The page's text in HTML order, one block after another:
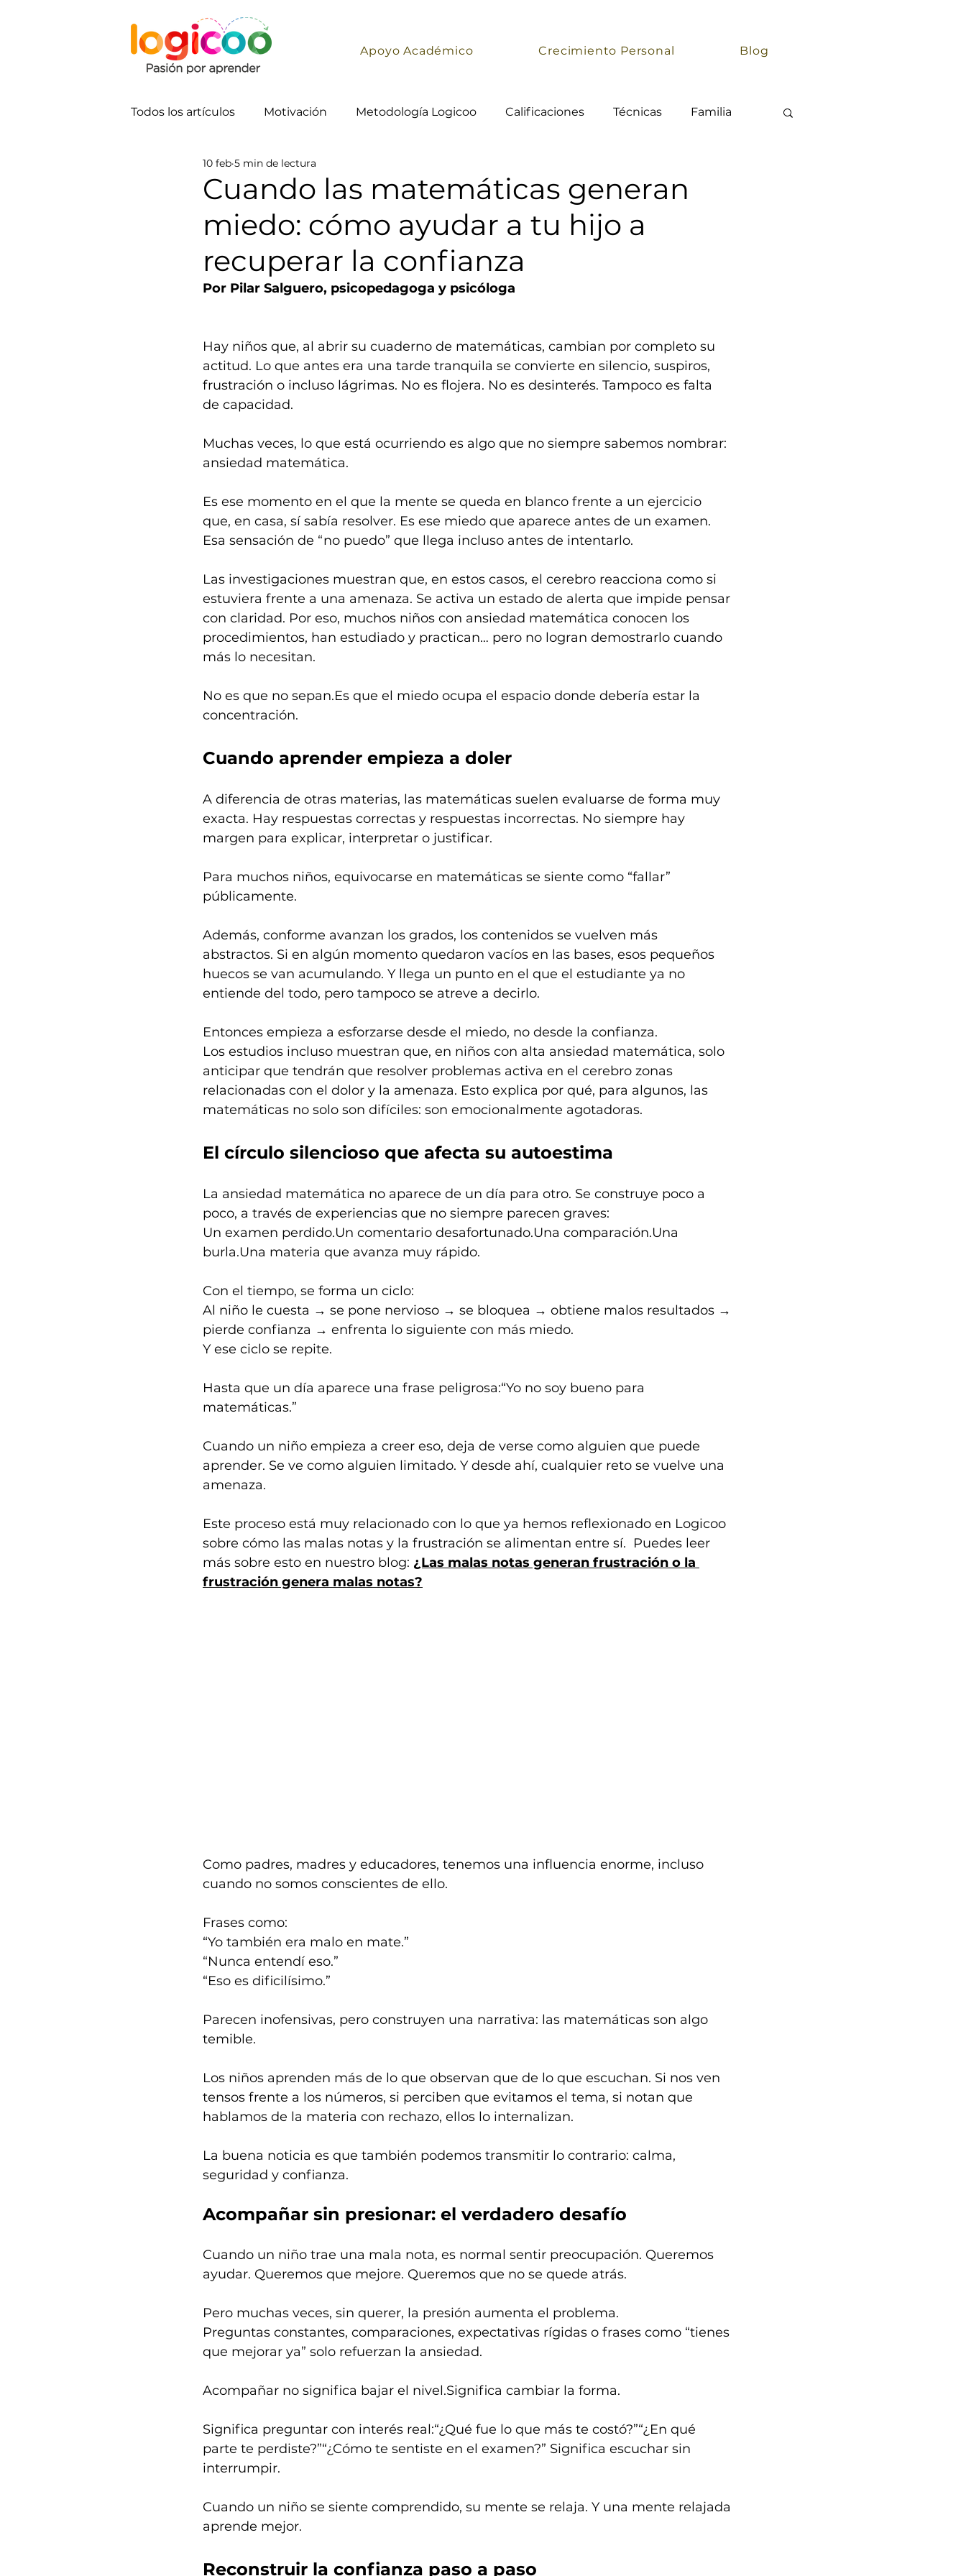
Apoyo Académico Crecimiento Personal Blog
Todos los artículos Motivación Metodología Logicoo Calificaciones Técnicas Familia
Comunicación
Cuando las matemáticas generan
miedo: cómo ayudar a tu hijo a
recuperar la confianza
10 feb 5 min de lectura
Por Pilar Salguero, psicopedagoga y psicóloga
Hay niños que, al abrir su cuaderno de matemáticas, cambian por completo su
actitud. Lo que antes era una tarde tranquila se convierte en silencio, suspiros,
frustración o incluso lágrimas. No es flojera. No es desinterés. Tampoco es falta
de capacidad.
Muchas veces, lo que está ocurriendo es algo que no siempre sabemos nombrar:
ansiedad matemática.
Es ese momento en el que la mente se queda en blanco frente a un ejercicio
que, en casa, sí sabía resolver. Es ese miedo que aparece antes de un examen.
Esa sensación de “no puedo” que llega incluso antes de intentarlo.
Las investigaciones muestran que, en estos casos, el cerebro reacciona como si
estuviera frente a una amenaza. Se activa un estado de alerta que impide pensar
con claridad. Por eso, muchos niños con ansiedad matemática conocen los
procedimientos, han estudiado y practican… pero no logran demostrarlo cuando
más lo necesitan.
No es que no sepan.Es que el miedo ocupa el espacio donde debería estar la
concentración.
Cuando aprender empieza a doler
A diferencia de otras materias, las matemáticas suelen evaluarse de forma muy
exacta. Hay respuestas correctas y respuestas incorrectas. No siempre hay
margen para explicar, interpretar o justificar.
Para muchos niños, equivocarse en matemáticas se siente como “fallar”
públicamente.
Además, conforme avanzan los grados, los contenidos se vuelven más
abstractos. Si en algún momento quedaron vacíos en las bases, esos pequeños
huecos se van acumulando. Y llega un punto en el que el estudiante ya no
entiende del todo, pero tampoco se atreve a decirlo.
Entonces empieza a esforzarse desde el miedo, no desde la confianza.
Los estudios incluso muestran que, en niños con alta ansiedad matemática, solo
anticipar que tendrán que resolver problemas activa en el cerebro zonas
relacionadas con el dolor y la amenaza. Esto explica por qué, para algunos, las
matemáticas no solo son difíciles: son emocionalmente agotadoras.
El círculo silencioso que afecta su autoestima
La ansiedad matemática no aparece de un día para otro. Se construye poco a
poco, a través de experiencias que no siempre parecen graves:
Un examen perdido.Un comentario desafortunado.Una comparación.Una
burla.Una materia que avanza muy rápido.
Con el tiempo, se forma un ciclo:
Al niño le cuesta → se pone nervioso → se bloquea → obtiene malos resultados →
pierde confianza → enfrenta lo siguiente con más miedo.
Y ese ciclo se repite.
Hasta que un día aparece una frase peligrosa:“Yo no soy bueno para
matemáticas.”
Cuando un niño empieza a creer eso, deja de verse como alguien que puede
aprender. Se ve como alguien limitado. Y desde ahí, cualquier reto se vuelve una
amenaza.
Este proceso está muy relacionado con lo que ya hemos reflexionado en Logicoo
sobre cómo las malas notas y la frustración se alimentan entre sí.  Puedes leer
más sobre esto en nuestro blog: ¿Las malas notas generan frustración o la
frustración genera malas notas?
Como padres, madres y educadores, tenemos una influencia enorme, incluso
cuando no somos conscientes de ello.
Frases como:
“Yo también era malo en mate.”
“Nunca entendí eso.”
“Eso es dificilísimo.”
Parecen inofensivas, pero construyen una narrativa: las matemáticas son algo
temible.
Los niños aprenden más de lo que observan que de lo que escuchan. Si nos ven
tensos frente a los números, si perciben que evitamos el tema, si notan que
hablamos de la materia con rechazo, ellos lo internalizan.
La buena noticia es que también podemos transmitir lo contrario: calma,
seguridad y confianza.
Acompañar sin presionar: el verdadero desafío
Cuando un niño trae una mala nota, es normal sentir preocupación. Queremos
ayudar. Queremos que mejore. Queremos que no se quede atrás.
Pero muchas veces, sin querer, la presión aumenta el problema.
Preguntas constantes, comparaciones, expectativas rígidas o frases como “tienes
que mejorar ya” solo refuerzan la ansiedad.
Acompañar no significa bajar el nivel.Significa cambiar la forma.
Significa preguntar con interés real:“¿Qué fue lo que más te costó?”“¿En qué
parte te perdiste?”“¿Cómo te sentiste en el examen?” Significa escuchar sin
interrumpir.
Cuando un niño se siente comprendido, su mente se relaja. Y una mente relajada
aprende mejor.
Reconstruir la confianza paso a paso